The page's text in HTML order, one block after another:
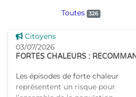
Toutes 326
Voir cette news
Citoyens
03/07/2026
FORTES CHALEURS :
Les épisodes de forte chaleur
représentent un risque pour